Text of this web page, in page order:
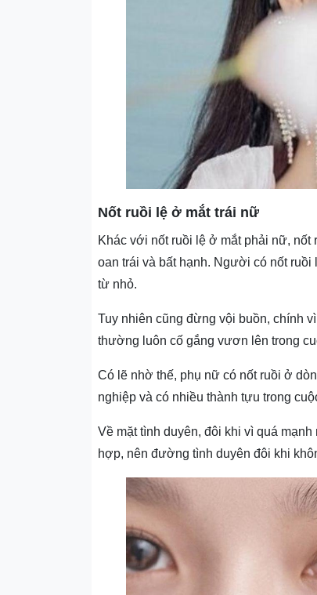
Nốt ruồi lệ ở mắt trái nữ
Khác với nốt ruồi lệ ở mắt phải nữ, nốt
oan trái và bất hạnh. Người có nốt
từ nhỏ.
Tuy nhiên cũng đừng vội buồn, chính
thường luôn cố gắng vươn lên trong
Có lẽ nhờ thế, phụ nữ có nốt ruồi ở
nghiệp và có nhiều thành tựu trong
Về mặt tình duyên, đôi khi vì quá
hợp, nên đường tình duyên đôi khi